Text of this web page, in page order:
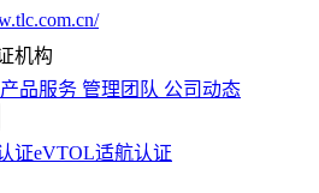
机构
产品服务 管理团队 公司动态
证eVTOL适航认证